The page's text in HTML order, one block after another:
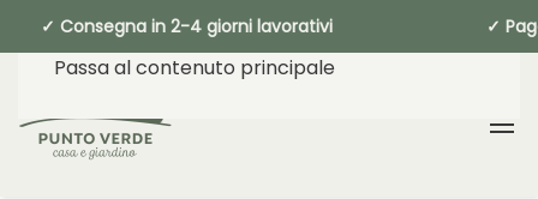
Consegna in 2-4 giorni lavorativi ✓
Passa al contenuto principale